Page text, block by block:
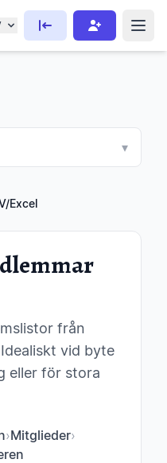
▾
Excel
från
vid byte
eller för stora
›Mitglieder›